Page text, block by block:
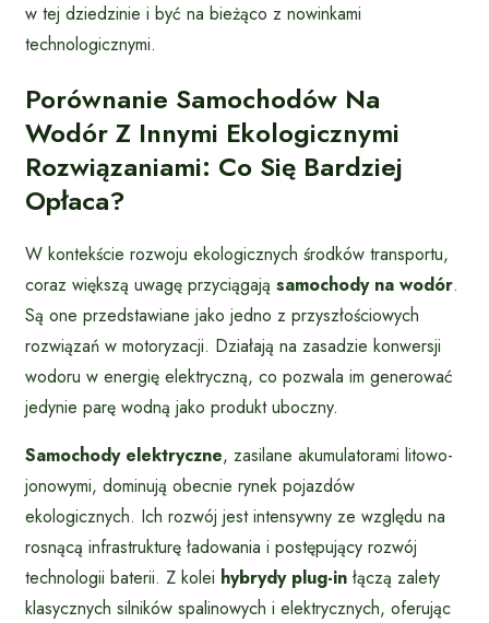
w tej dziedzinie i być na bieżąco z nowinkami
technologicznymi.
Porównanie Samochodów Na
Wodór Z Innymi Ekologicznymi
Rozwiązaniami: Co Się Bardziej
Opłaca?
W kontekście rozwoju ekologicznych środków transportu,
coraz większą uwagę przyciągają samochody na wodór.
Są one przedstawiane jako jedno z przyszłościowych
rozwiązań w motoryzacji. Działają na zasadzie konwersji
wodoru w energię elektryczną, co pozwala im generować
jedynie parę wodną jako produkt uboczny.
Samochody elektryczne, zasilane akumulatorami litowo-
jonowymi, dominują obecnie rynek pojazdów
ekologicznych. Ich rozwój jest intensywny ze względu na
rosnącą infrastrukturę ładowania i postępujący rozwój
technologii baterii. Z kolei hybrydy plug-in łączą zalety
klasycznych silników spalinowych i elektrycznych, oferując